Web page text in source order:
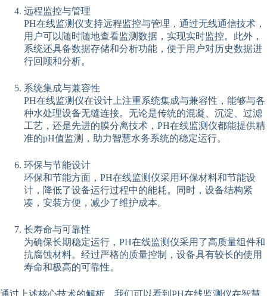
远程监控与管理
PH在线监测仪支持远程监控与管理，通过无线通信技术，
用户可以随时随地查看监测数据，实现实时监控。此外，
系统还具备数据存储和分析功能，便于用户对历史数据进
行回顾和分析。
系统集成与兼容性
PH在线监测仪在设计上注重系统集成与兼容性，能够与各
种水处理设备无缝连接。无论是传统的混凝、沉淀、过滤
工艺，还是先进的膜分离技术，PH在线监测仪都能提供精
准的pH值监测，助力智慧水务系统的稳定运行。
环保与节能设计
环保和节能方面，PH在线监测仪采用环保材料和节能设
计，降低了设备运行过程中的能耗。同时，设备结构紧
凑，安装方便，减少了维护成本。
长寿命与可靠性
为确保长期稳定运行，PH在线监测仪采用了高质量组件和
抗腐蚀材料。经过严格的质量控制，设备具有较长的使用
寿命和极高的可靠性。